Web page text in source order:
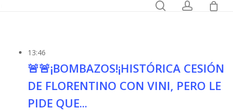
searchaccount
13:46
🚨🚨¡BOMBAZOS!¡HISTÓRICA CESIÓN
DE FLORENTINO CON VINI, PERO LE
PIDE QUE...